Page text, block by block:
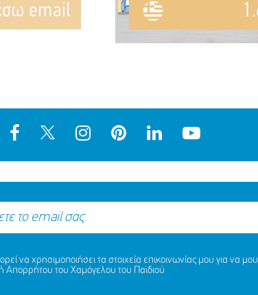
email
να χρησιμοποιήσει τα στοιχεία επικοινωνίας μου για να μου
Απορρήτου του Χαμόγελου του Παιδιού